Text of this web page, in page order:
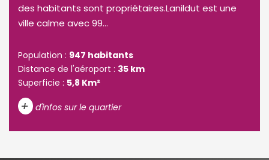
des habitants sont propriétaires.Lanildut est une
ville calme avec 99...
Population : 947 habitants
Distance de l'aéroport : 35 km
Superficie : 5,8 Km²
+ d'infos sur le quartier